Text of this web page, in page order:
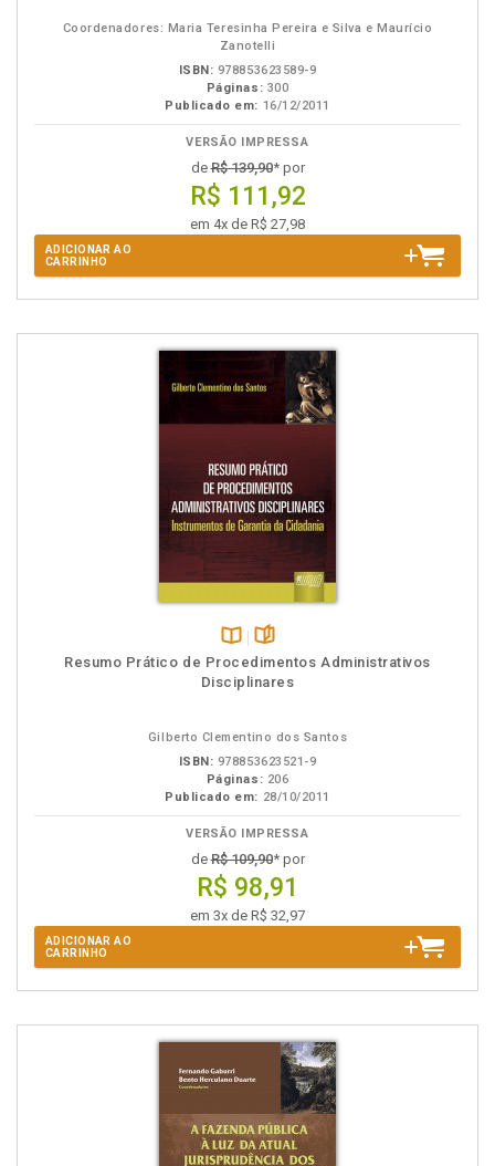
Coordenadores: Maria Teresinha Pereira e Silva e Maurício
Zanotelli
ISBN: 978853623589-9
Páginas: 300
Publicado em: 16/12/2011
VERSÃO IMPRESSA
deR$ 139,90* por
R$ 111,92
em 4x de R$ 27,98
ADICIONAR AO
CARRINHO
Disponível
na
páginas
Resumo Prático de Procedimentos Administrativos
Disciplinares
Gilberto Clementino dos Santos
ISBN: 978853623521-9
Páginas: 206
Publicado em: 28/10/2011
VERSÃO IMPRESSA
deR$ 109,90* por
R$ 98,91
em 3x de R$ 32,97
ADICIONAR AO
CARRINHO